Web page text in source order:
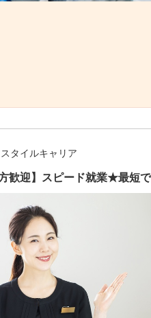
タイルキャリア
方歓迎】スピード就業★最短